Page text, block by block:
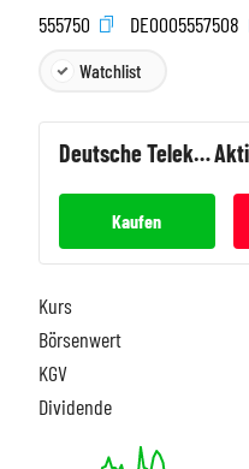
555750
DE0005557508
Watchlist
Deutsche Telekom
Kaufen
Kurs
Börsenwert
KGV
Dividende